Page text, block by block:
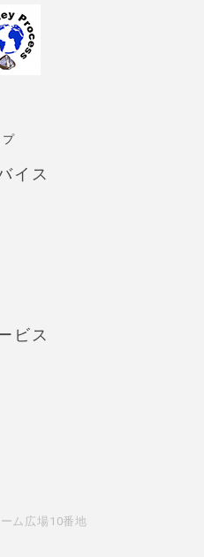
プ
イス
ビス
ム広場10番地